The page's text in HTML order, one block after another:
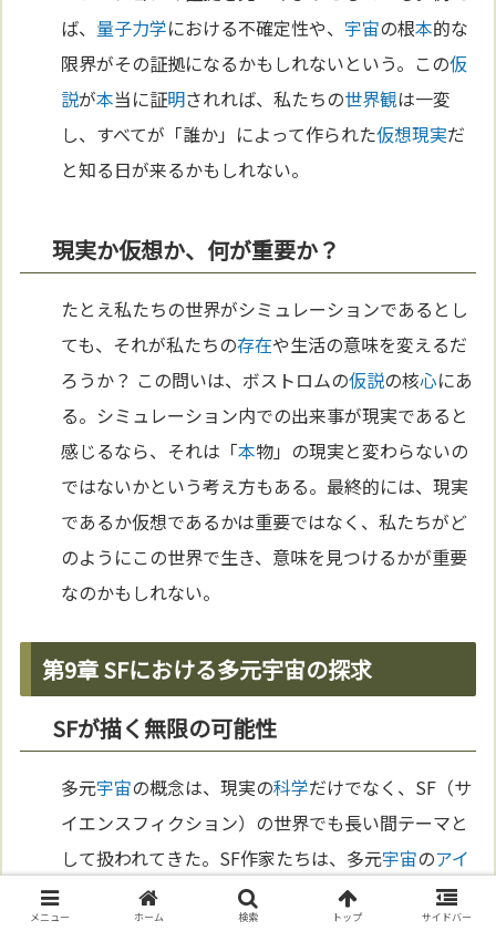
ば、 量子力学における不確定性や、 宇宙の根本的な
限界がその証拠になるかもしれないという。この仮
説が本当に証明されれば、私たちの世界観は一変
し、すべてが「誰か」によって作られた仮想現実だ
と知る日が来るかもしれない。
現実か仮想か、何が重要か？
たとえ私たちの世界がシミュレーションであるとし
ても、それが私たちの存在や生活の意味を変えるだ
ろうか？ この問いは、ボストロムの仮説の核心にあ
る。シミュレーション内での出来事が現実であると
感じるなら、それは「本物」の現実と変わらないの
ではないかという考え方もある。最終的には、現実
であるか仮想であるかは重要ではなく、私たちがど
のようにこの世界で生き、意味を見つけるかが重要
なのかもしれない。
第9章 SFにおける多元宇宙の探求
SFが描く無限の可能性
多元宇宙の概念は、現実の科学だけでなく、SF（サ
イエンスフィクション）の世界でも長い間テーマと
して扱われてきた。SF作家たちは、多元宇宙のアイ
デアを用いて「もしも」の物語を作り上げ、読者に
メニュー ホーム 検索 トップ サイドバー